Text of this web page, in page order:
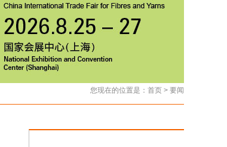
您现在的位置是： 首页 > 要闻